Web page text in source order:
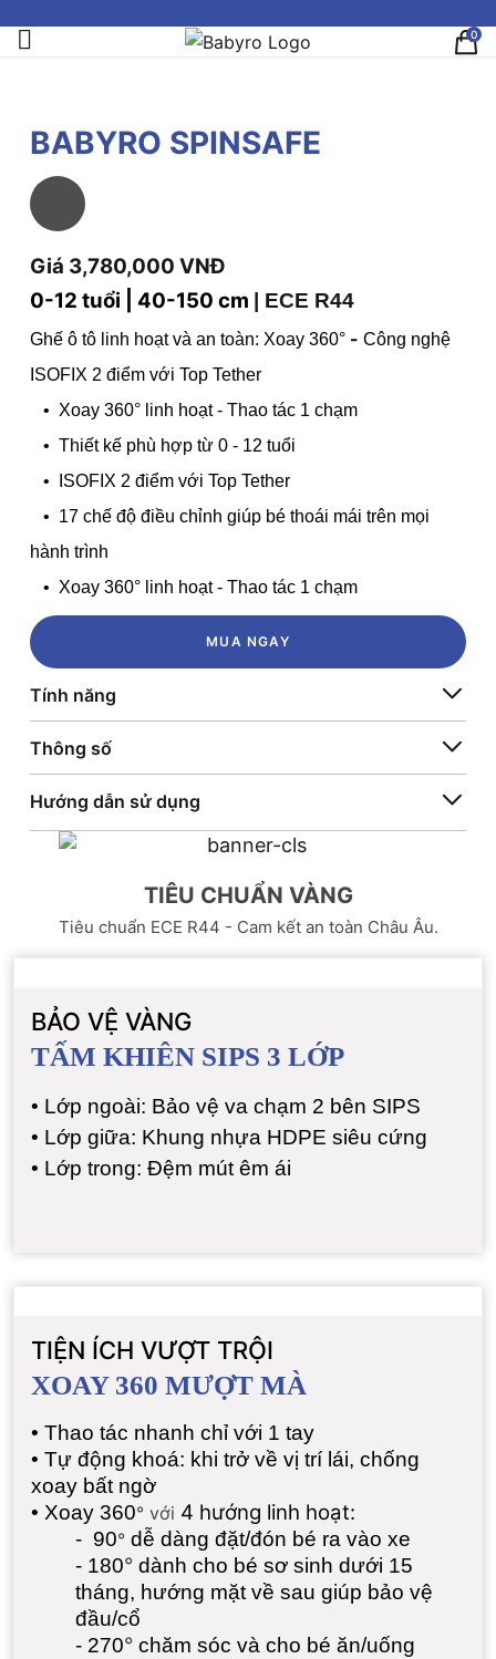
0
BABYRO SPINSAFE
Giá 3,780,000 VNĐ
0-12 tuổi | 40-150 cm
ECE R44
Ghế ô tô linh hoạt và an toàn: Xoay 360° - Công nghệ
ISOFIX 2 điểm với Top Tether
• Xoay 360° linh hoạt - Thao tác 1 chạm
• Thiết kế phù hợp từ 0 - 12 tuổi
• ISOFIX 2 điểm với Top Tether
• 17 chế độ điều chỉnh giúp bé thoái mái trên mọi
hành trình
• Xoay 360° linh hoạt - Thao tác 1 chạm
MUA NGAY
Tính năng
Thông số
Hướng dẫn sử dụng
TIÊU CHUẨN VÀNG
Tiêu chuẩn ECE R44 - Cam kết an toàn Châu Âu.
BẢO VỆ VÀNG
TẤM KHIÊN SIPS 3 LỚP
• Lớp ngoài: Bảo vệ va chạm 2 bên SIPS
• Lớp giữa: Khung nhựa HDPE siêu cứng
• Lớp trong: Đệm mút êm ái
TIỆN ÍCH VƯỢT TRỘI
XOAY 360 MƯỢT MÀ
• Thao tác nhanh chỉ với 1 tay
• Tự động khoá: khi trở về vị trí lái, chống
xoay bất ngờ
• Xoay 360° với 4 hướng linh hoạt:
- 90° dễ dàng đặt/đón bé ra vào xe
- 180° dành cho bé sơ sinh dưới 15
tháng, hướng mặt về sau giúp bảo vệ
đầu/cổ
- 270° chăm sóc và cho bé ăn/uống